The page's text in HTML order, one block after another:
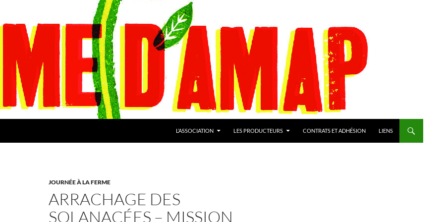
L’ASSOCIATION LES PRODUCTEURS CONTRATS ET ADHÉSION LIENS
JOURNÉE À LA FERME
ARRACHAGE DES
SOLANACÉES – MISSION